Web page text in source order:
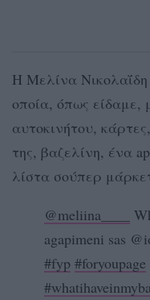
Η Μελίνα Νικολαΐδη
οποία, όπως είδαμε,
αυτοκινήτου,
της, βαζελίνη, ένα
λίστα σούπερ
@meliina____
agapimeni sas
#fyp #foryoupage